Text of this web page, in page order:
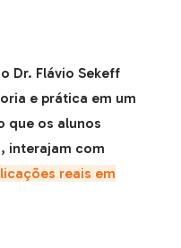
Dr. Flávio Sekeff
e prática em um
que os alunos
interajam com
reais em